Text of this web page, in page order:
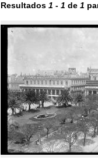
Resultados 1 - 1 de 1